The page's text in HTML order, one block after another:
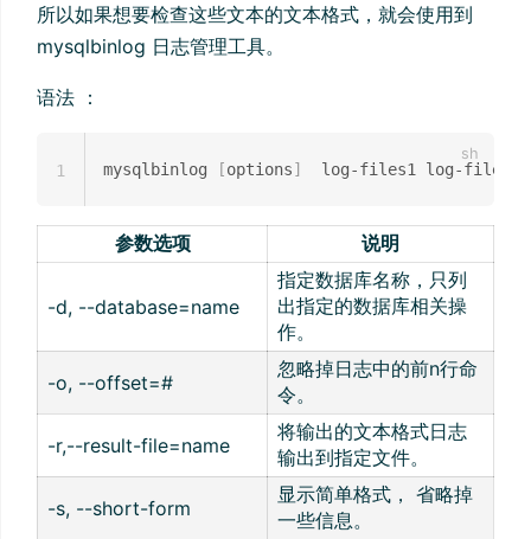
所以如果想要检查这些文本的文本格式，就会使用到
mysqlbinlog 日志管理工具。
语法 ：
mysqlbinlog [options]
  log-files1 log-files2
1
参数选项 说明
-d, --database=name
指定数据库名称，只列
出指定的数据库相关操
作。
-o, --offset=#
忽略掉日志中的前n行命
令。
-r,--result-file=name
将输出的文本格式日志
输出到指定文件。
-s, --short-form
显示简单格式， 省略掉
一些信息。